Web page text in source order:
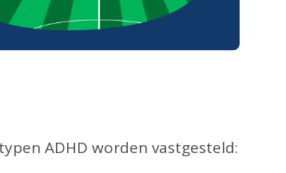
ADHD worden vastgesteld: